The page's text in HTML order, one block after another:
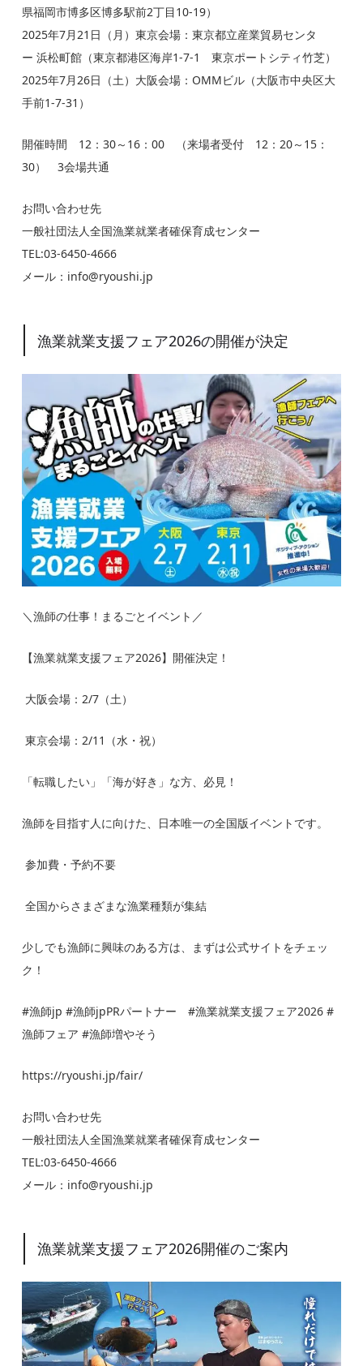
県福岡市博多区博多駅前2丁目10-19）
2025年7月21日（月）東京会場：東京都立産業貿易センタ
ー 浜松町館（東京都港区海岸1-7-1 東京ポートシティ竹芝）
2025年7月26日（土）大阪会場：OMMビル（大阪市中央区大
手前1-7-31）
開催時間 12：30～16：00 （来場者受付 12：20～15：
30） 3会場共通
お問い合わせ先
一般社団法人全国漁業就業者確保育成センター
TEL:03-6450-4666
メール：info@ryoushi.jp
漁業就業支援フェア2026の開催が決定
＼漁師の仕事！まるごとイベント／
【漁業就業支援フェア2026】開催決定！
大阪会場：2/7（土）
東京会場：2/11（水・祝）
「転職したい」「海が好き」な方、必見！
漁師を目指す人に向けた、日本唯一の全国版イベントです。
参加費・予約不要
全国からさまざまな漁業種類が集結
少しでも漁師に興味のある方は、まずは公式サイトをチェッ
ク！
#漁師jp #漁師jpPRパートナー #漁業就業支援フェア2026 #
漁師フェア #漁師増やそう
https://ryoushi.jp/fair/
お問い合わせ先
一般社団法人全国漁業就業者確保育成センター
TEL:03-6450-4666
メール：info@ryoushi.jp
漁業就業支援フェア2026開催のご案内